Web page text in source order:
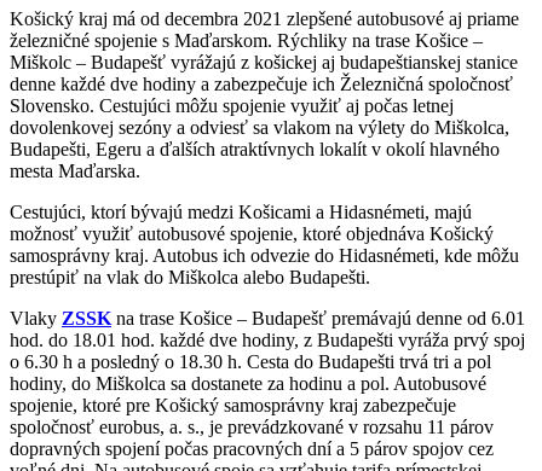
Košický kraj má od decembra 2021 zlepšené autobusové aj priame
železničné spojenie s Maďarskom. Rýchliky na trase Košice –
Miškolc – Budapešť vyrážajú z košickej aj budapeštianskej stanice
denne každé dve hodiny a zabezpečuje ich Železničná spoločnosť
Slovensko. Cestujúci môžu spojenie využiť aj počas letnej
dovolenkovej sezóny a odviesť sa vlakom na výlety do Miškolca,
Budapešti, Egeru a ďalších atraktívnych lokalít v okolí hlavného
mesta Maďarska.
Cestujúci, ktorí bývajú medzi Košicami a Hidasnémeti, majú
možnosť využiť autobusové spojenie, ktoré objednáva Košický
samosprávny kraj. Autobus ich odvezie do Hidasnémeti, kde môžu
prestúpiť na vlak do Miškolca alebo Budapešti.
Vlaky ZSSK na trase Košice – Budapešť premávajú denne od 6.01
hod. do 18.01 hod. každé dve hodiny, z Budapešti vyráža prvý spoj
o 6.30 h a posledný o 18.30 h. Cesta do Budapešti trvá tri a pol
hodiny, do Miškolca sa dostanete za hodinu a pol. Autobusové
spojenie, ktoré pre Košický samosprávny kraj zabezpečuje
spoločnosť eurobus, a. s., je prevádzkované v rozsahu 11 párov
dopravných spojení počas pracovných dní a 5 párov spojov cez